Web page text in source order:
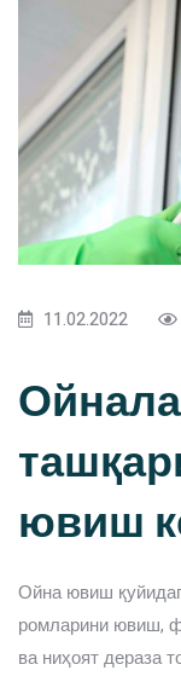
11.02.2022
ювиш
Ойна ювиш
ромларини ювиш,
ва ниҳоят дераза